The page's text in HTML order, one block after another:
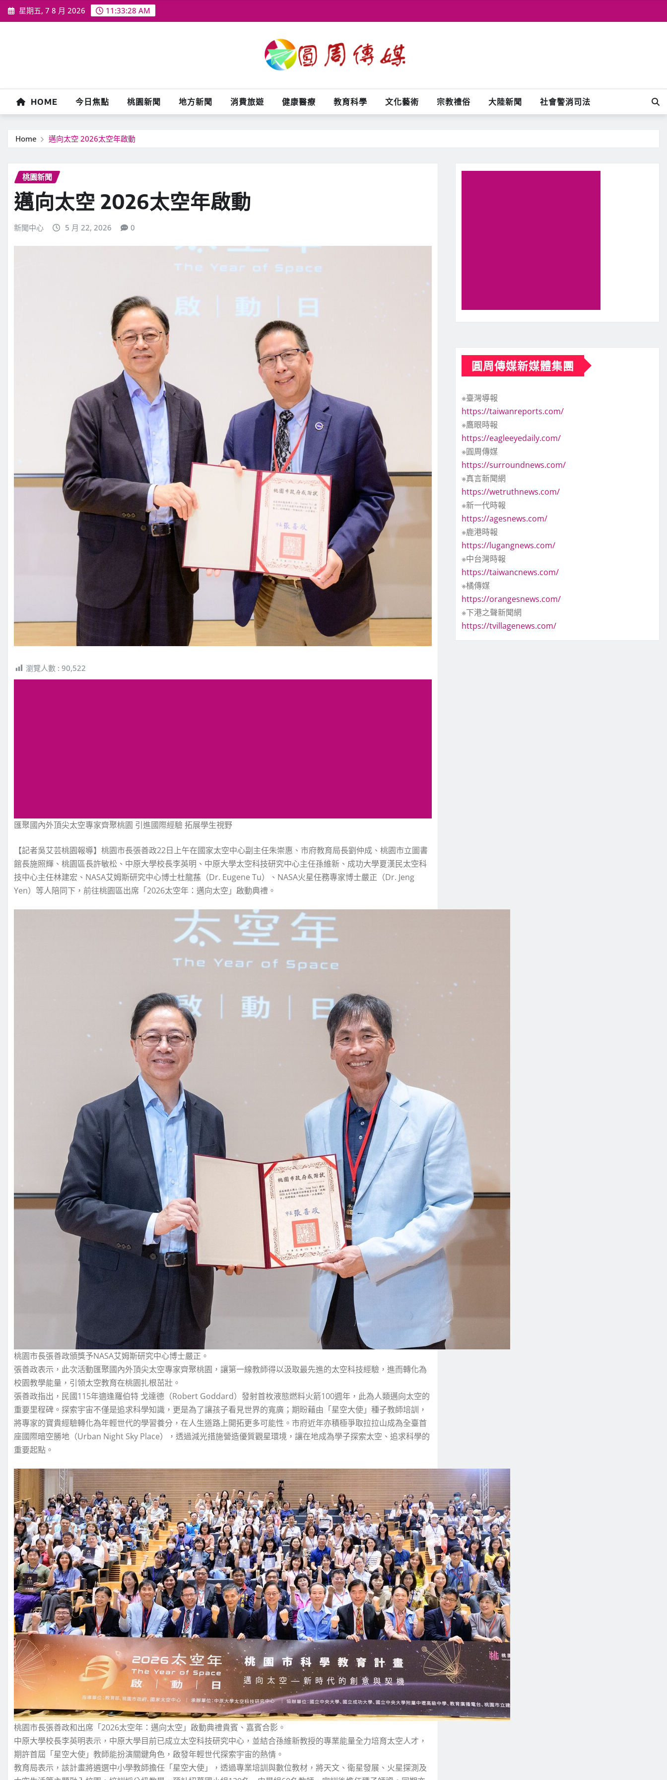
Skip
to
星期五, 7 8 月 2026 11:33:30 AM
HOME 今日焦點 桃園新聞 地方新聞 消費旅遊 健康醫療 教育科學 文化藝術 宗教禮俗 大陸新聞 社會警消司法
Home 邁向太空 2026太空年啟動
桃園新聞
邁向太空 2026太空年啟動
新聞中心 5 月 22, 2026 0
瀏覽人數 : 90,522
匯聚國內外頂尖太空專家齊聚桃園 引進國際經驗 拓展學生視野
【記者吳艾芸桃園報導】桃園市長張善政22日上午在國家太空中心副主任朱崇惠、市府教育局長劉仲成、桃園市立圖書
館長施照輝、桃園區長許敏松、中原大學校長李英明、中原大學太空科技研究中心主任孫維新、成功大學夏漢民太空科
技中心主任林建宏、NASA艾姆斯研究中心博士杜龍蓀（Dr. Eugene Tu）、NASA火星任務專家博士嚴正（Dr. Jeng
Yen）等人陪同下，前往桃園區出席「2026太空年：邁向太空」啟動典禮。
桃園市長張善政頒獎予NASA艾姆斯研究中心博士嚴正。
張善政表示，此次活動匯聚國內外頂尖太空專家齊聚桃園，讓第一線教師得以汲取最先進的太空科技經驗，進而轉化為
校園教學能量，引領太空教育在桃園扎根茁壯。
張善政指出，民國115年適逢羅伯特 戈達德（Robert Goddard）發射首枚液態燃料火箭100週年，此為人類邁向太空的
重要里程碑。探索宇宙不僅是追求科學知識，更是為了讓孩子看見世界的寬廣；期盼藉由「星空大使」種子教師培訓，
將專家的寶貴經驗轉化為年輕世代的學習養分，在人生道路上開拓更多可能性。市府近年亦積極爭取拉拉山成為全臺首
座國際暗空勝地（Urban Night Sky Place），透過減光措施營造優質觀星環境，讓在地成為學子探索太空、追求科學的
重要起點。
桃園市長張善政和出席「2026太空年：邁向太空」啟動典禮貴賓、嘉賓合影。
中原大學校長李英明表示，中原大學目前已成立太空科技研究中心，並結合孫維新教授的專業能量全力培育太空人才，
期許首屆「星空大使」教師能扮演關鍵角色，啟發年輕世代探索宇宙的熱情。
教育局表示，該計畫將遴選中小學教師擔任「星空大使」，透過專業培訓與數位教材，將天文、衛星發展、火星探測及
圓周傳媒新媒體集團
※臺灣導報
https://taiwanreports.com/
※鷹眼時報
https://eagleeyedaily.com/
※圓周傳媒
https://surroundnews.com/
※真言新聞網
https://wetruthnews.com/
※新一代時報
https://agesnews.com/
※鹿港時報
https://lugangnews.com/
※中台灣時報
https://taiwancnews.com/
※橘傳媒
https://orangesnews.com/
※下港之聲新聞網
https://tvillagenews.com/